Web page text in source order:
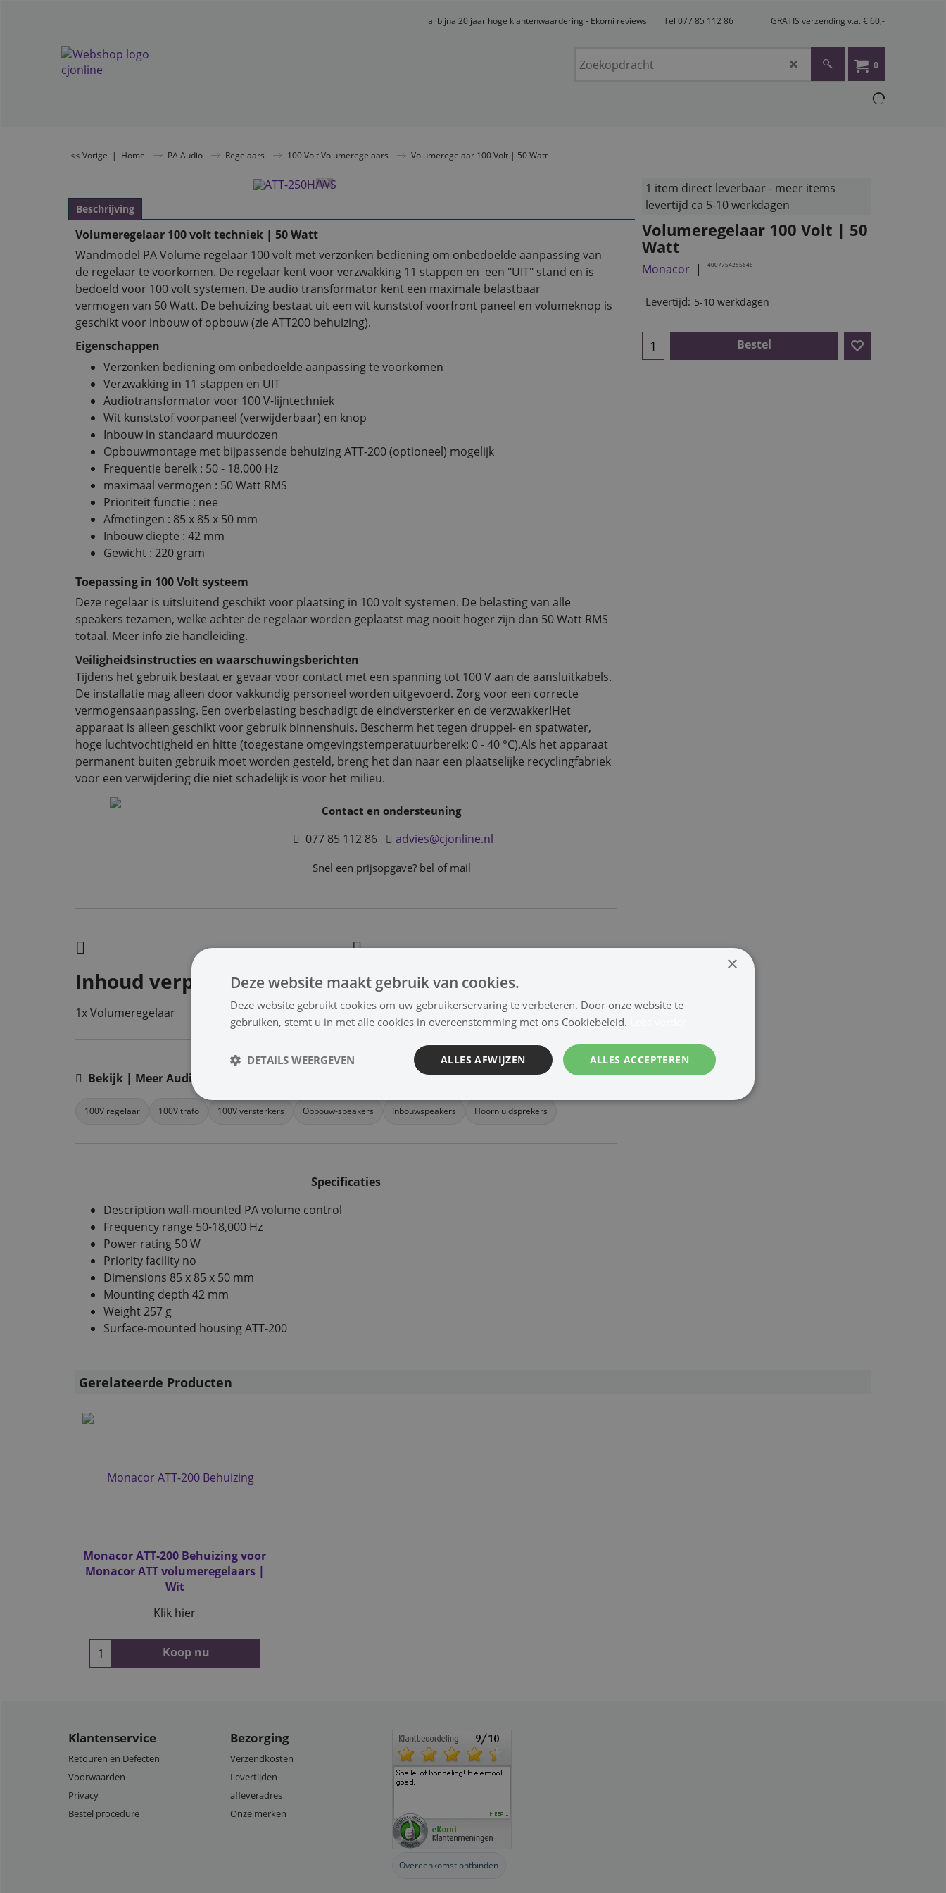
al bijna 20 jaar hoge klantenwaardering - Ekomi reviews Tel 077 85 112 86 GRATIS verzending v.a. € 60,-
0
<< Vorige | Home PA Audio Regelaars 100 Volt Volumeregelaars Volumeregelaar 100 Volt | 50 Watt
1 item direct leverbaar - meer items
levertijd ca 5-10 werkdagen
Volumeregelaar 100 Volt | 50
Watt
Monacor 4007754255645
Levertijd: 5-10 werkdagen
Bestel
Beschrijving
Volumeregelaar 100 volt techniek | 50 Watt
Wandmodel PA Volume regelaar 100 volt met verzonken bediening om onbedoelde aanpassing van
de regelaar te voorkomen. De regelaar kent voor verzwakking 11 stappen en een "UIT" stand en is
bedoeld voor 100 volt systemen. De audio transformator kent een maximale belastbaar
vermogen van 50 Watt. De behuizing bestaat uit een wit kunststof voorfront paneel en volumeknop is
geschikt voor inbouw of opbouw (zie ATT200 behuizing).
Eigenschappen
Verzonken bediening om onbedoelde aanpassing te voorkomen
Verzwakking in 11 stappen en UIT
Audiotransformator voor 100 V-lijntechniek
Wit kunststof voorpaneel (verwijderbaar) en knop
Inbouw in standaard muurdozen
Opbouwmontage met bijpassende behuizing ATT-200 (optioneel) mogelijk
Frequentie bereik : 50 - 18.000 Hz
maximaal vermogen : 50 Watt RMS
Prioriteit functie : nee
Afmetingen : 85 x 85 x 50 mm
Inbouw diepte : 42 mm
Gewicht : 220 gram
Toepassing in 100 Volt systeem
Deze regelaar is uitsluitend geschikt voor plaatsing in 100 volt systemen. De belasting van alle
speakers tezamen, welke achter de regelaar worden geplaatst mag nooit hoger zijn dan 50 Watt RMS
totaal. Meer info zie handleiding.
Veiligheidsinstructies en waarschuwingsberichten
Tijdens het gebruik bestaat er gevaar voor contact met een spanning tot 100 V aan de aansluitkabels.
De installatie mag alleen door vakkundig personeel worden uitgevoerd. Zorg voor een correcte
vermogensaanpassing. Een overbelasting beschadigt de eindversterker en de verzwakker!Het
apparaat is alleen geschikt voor gebruik binnenshuis. Bescherm het tegen druppel- en spatwater,
hoge luchtvochtigheid en hitte (toegestane omgevingstemperatuurbereik: 0 - 40 °C).Als het apparaat
permanent buiten gebruik moet worden gesteld, breng het dan naar een plaatselijke recyclingfabriek
voor een verwijdering die niet schadelijk is voor het milieu.
Contact en ondersteuning
077 85 112 86 advies@cjonline.nl
Snel een prijsopgave? bel of mail
Inhoud verpakking
1x Volumeregelaar
Downloads
Handleiding
Bekijk | Meer Audio
100V regelaar 100V trafo 100V versterkers Opbouw-speakers Inbouwspeakers Hoornluidsprekers
Specificaties
Description wall-mounted PA volume control
Frequency range 50-18,000 Hz
Power rating 50 W
Priority facility no
Dimensions 85 x 85 x 50 mm
Mounting depth 42 mm
Weight 257 g
Surface-mounted housing ATT-200
Gerelateerde Producten
Monacor ATT-200 Behuizing voor
Monacor ATT volumeregelaars |
Wit
Klik hier
Koop nu
Klantenservice
Retouren en Defecten
Voorwaarden
Privacy
Bestel procedure
Bezorging
Verzendkosten
Levertijden
afleveradres
Onze merken
Overeenkomst ontbinden
×
Deze website maakt gebruik van cookies.
Deze website gebruikt cookies om uw gebruikerservaring te verbeteren. Door onze website te
gebruiken, stemt u in met alle cookies in overeenstemming met ons Cookiebeleid.
ALLES ACCEPTEREN
ALLES AFWIJZEN
DETAILS WEERGEVEN